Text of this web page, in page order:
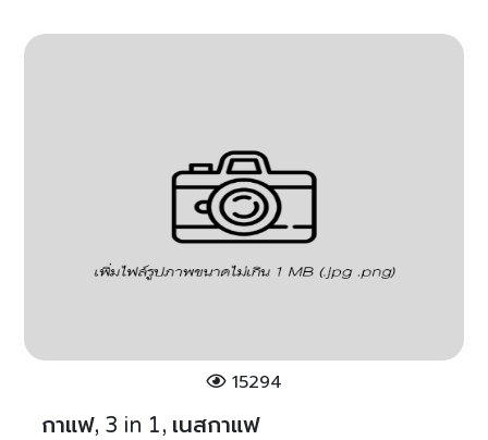
15294
กาแฟ, 3 in 1, เนสกาแฟ